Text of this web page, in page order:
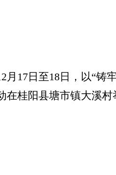
月17日至18日，以“铸
在桂阳县塘市镇大溪村